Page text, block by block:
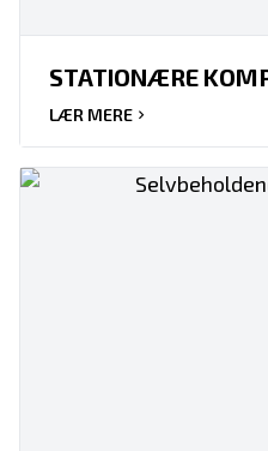
STATIONÆRE
LÆR MERE